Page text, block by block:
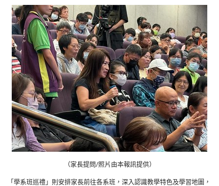
（家長提問/照片由本報訊提供）
「學系班巡禮」則安排家長前往各系班，深入認識教學特色及學習地圖，